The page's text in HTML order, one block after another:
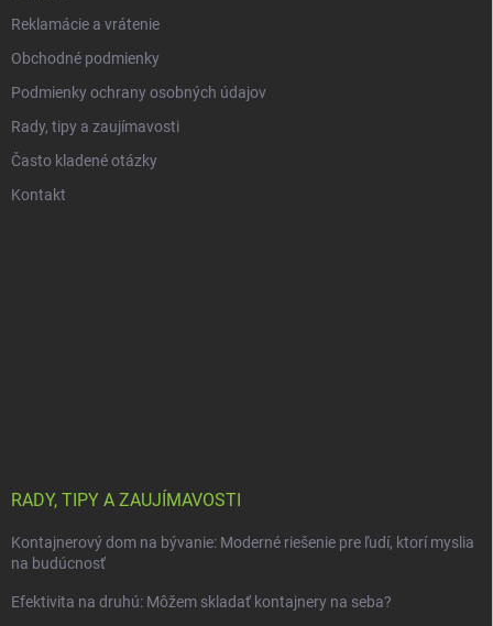
Reklamácie a vrátenie
Obchodné podmienky
Podmienky ochrany osobných údajov
Rady, tipy a zaujímavosti
Často kladené otázky
Kontakt
RADY, TIPY A ZAUJÍMAVOSTI
Kontajnerový dom na bývanie: Moderné riešenie pre ľudí, ktorí myslia
na budúcnosť
Efektivita na druhú: Môžem skladať kontajnery na seba?